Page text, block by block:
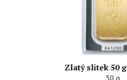
Zlatý slitek 50
50 g